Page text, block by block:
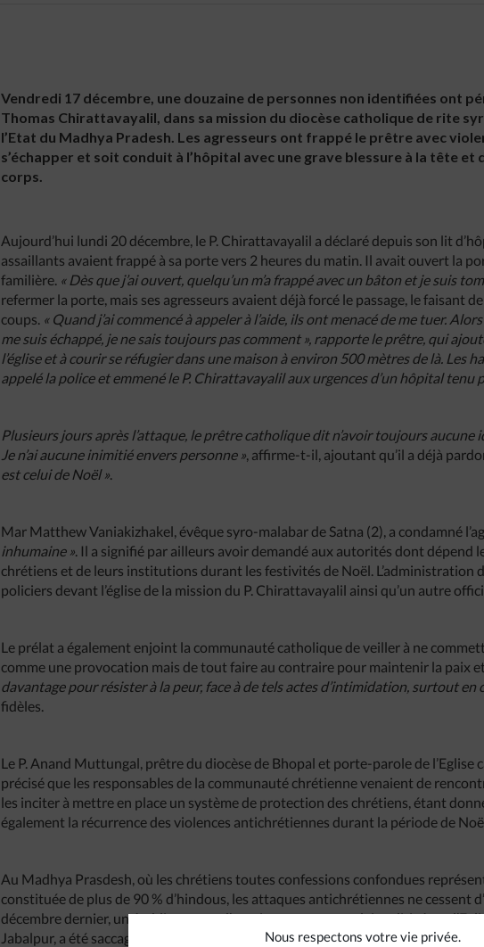
Nous respectons votre vie privée.
Vendredi 17 décembre, une douzaine de personnes non identifiées ont
Thomas Chirattavayalil, dans sa mission du diocèse catholique de rite
l’Etat du Madhya Pradesh. Les agresseurs ont frappé le prêtre avec
s’échapper et soit conduit à l’hôpital avec une grave blessure à la tête
corps.
Aujourd’hui lundi 20 décembre, le P. Chirattavayalil a déclaré depuis son lit
assaillants avaient frappé à sa porte vers 2 heures du matin. Il avait ouvert la
familière. « Dès que j’ai ouvert, quelqu’un m’a frappé avec un bâton et je suis
refermer la porte, mais ses agresseurs avaient déjà forcé le passage, le faisant
coups. « Quand j’ai commencé à appeler à l’aide, ils ont menacé de me tuer.
me suis échappé, je ne sais toujours pas comment », rapporte le prêtre, qui
l’église et à courir se réfugier dans une maison à environ 500 mètres de là.
appelé la police et emmené le P. Chirattavayalil aux urgences d’un hôpital tenu
Plusieurs jours après l’attaque, le prêtre catholique dit n’avoir toujours aucune
Je n’ai aucune inimitié envers personne », affirme-t-il, ajoutant qu’il a déjà
est celui de Noël ».
Mar Matthew Vaniakizhakel, évêque syro-malabar de Satna (2), a condamné
inhumaine ». Il a signifié par ailleurs avoir demandé aux autorités dont dépend
chrétiens et de leurs institutions durant les festivités de Noël. L’administration
policiers devant l’église de la mission du P. Chirattavayalil ainsi qu’un autre
Le prélat a également enjoint la communauté catholique de veiller à ne
comme une provocation mais de tout faire au contraire pour maintenir la paix
davantage pour résister à la peur, face à de tels actes d’intimidation, surtout en
fidèles.
Le P. Anand Muttungal, prêtre du diocèse de Bhopal et porte-parole de l’Eglise
précisé que les responsables de la communauté chrétienne venaient de
les inciter à mettre en place un système de protection des chrétiens, étant
également la récurrence des violences antichrétiennes durant la période de
Au Madhya Prasdesh, où les chrétiens toutes confessions confondues
constituée de plus de 90 % d’hindous, les attaques antichrétiennes ne cessent
décembre dernier, un établissement d’enseignement secondaire, dirigé par
Jabalpur, a été saccagé par des militants hindouistes. Peu auparavant, la